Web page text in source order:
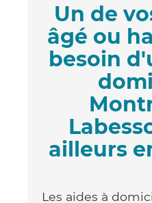
Un de
âgé ou
besoin
ailleurs
Les aides à